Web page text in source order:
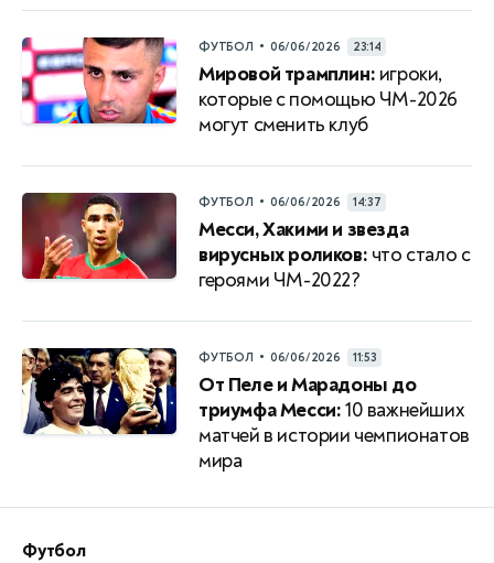
ФУТБОЛ • 06/06/2026 23:14
Мировой трамплин: игроки,
которые с помощью ЧМ-2026
могут сменить клуб
ФУТБОЛ • 06/06/2026 14:37
Месси, Хакими и звезда
вирусных роликов: что стало с
героями ЧМ-2022?
ФУТБОЛ • 06/06/2026 11:53
От Пеле и Марадоны до
триумфа Месси:10 важнейших
матчей в истории чемпионатов
мира
Футбол